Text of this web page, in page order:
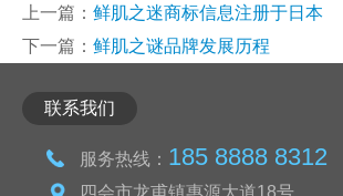
上一篇： 鲜肌之迷商标信息注册于日本
下一篇： 鲜肌之谜品牌发展历程
联系我们
服务热线： 185 8888 8312
四会市龙甫镇惠源大道18号